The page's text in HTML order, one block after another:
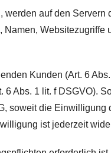
auf den
Kunden (Art. 6
Abs. 1 lit. f DSGVO).
soweit die
ist jederzeit